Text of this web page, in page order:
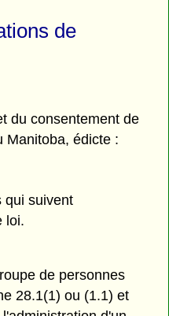
de
du consentement de
Manitoba, édicte :
qui suivent
loi.
de personnes
28.1(1) ou (1.1) et